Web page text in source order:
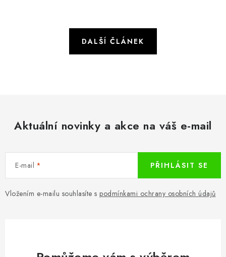
DALŠÍ ČLÁNEK
Aktuální novinky a akce na váš e-mail
E-mail
Vložením e-mailu souhlasíte s podmínkami ochrany osobních údajů
PŘIHLÁSIT SE